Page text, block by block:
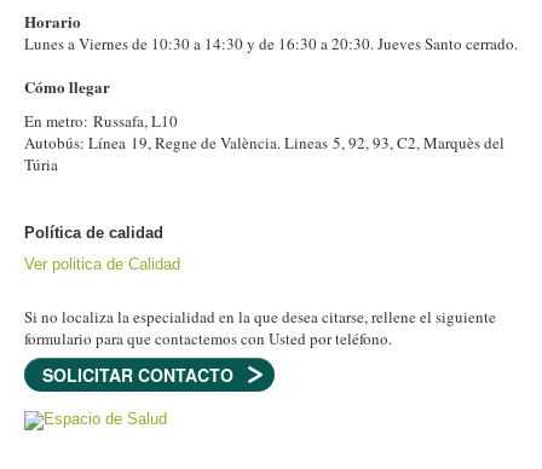
Horario
Lunes a Viernes de 10:30 a 14:30 y de 16:30 a 20:30. Jueves Santo cerrado.
Cómo llegar
En metro: Russafa, L10
Autobús: Línea 19, Regne de València. Lineas 5, 92, 93, C2, Marquès del
Túria
Política de calidad
Ver politica de Calidad
Si no localiza la especialidad en la que desea citarse, rellene el siguiente
formulario para que contactemos con Usted por teléfono.
SOLICITAR CONTACTO